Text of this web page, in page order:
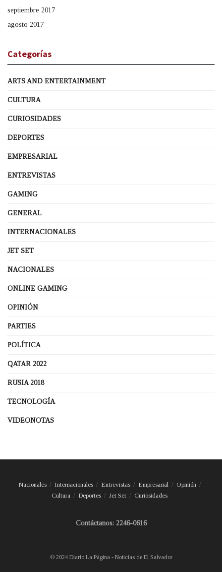
septiembre 2017
agosto 2017
Categorías
ARTS AND ENTERTAINMENT
CULTURA
CURIOSIDADES
DEPORTES
EMPRESARIAL
ENTREVISTAS
GAMING
GENERAL
INTERNACIONALES
JET SET
NACIONALES
ONLINE GAMING
OPINIÓN
PARTIES
POLÍTICA
QATAR 2022
RUSIA 2018
TECNOLOGÍA
VIDEONOTAS
Nacionales Internacionales Entrevistas Empresarial
Opinión
Cultura
Deportes Jet Set Curiosidades
Contáctanos: 2246-0616
© 2024 Diario La Página - Noticias de El Salvador